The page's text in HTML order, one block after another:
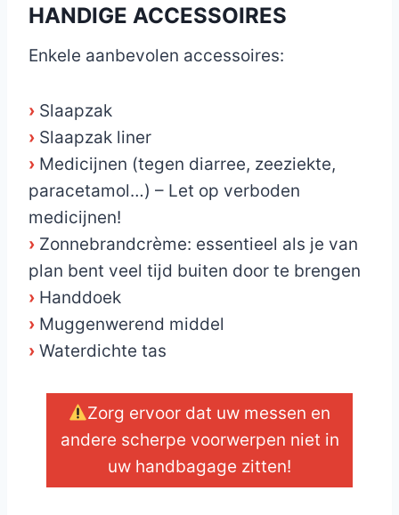
HANDIGE ACCESSOIRES
Enkele aanbevolen accessoires:
› Slaapzak
› Slaapzak liner
› Medicijnen (tegen diarree, zeeziekte,
paracetamol…) – Let op verboden
medicijnen!
› Zonnebrandcrème: essentieel als je van
plan bent veel tijd buiten door te brengen
› Handdoek
› Muggenwerend middel
› Waterdichte tas
Zorg ervoor dat uw messen en
andere scherpe voorwerpen niet in
uw handbagage zitten!